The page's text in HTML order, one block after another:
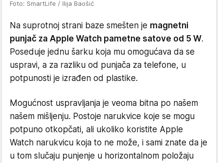
Foto: SmartLife / Ilija Baošić
Na suprotnoj strani baze smešten je magnetni
punjač za Apple Watch pametne satove od 5 W.
Poseduje jednu šarku koja mu omogućava da se
uspravi, a za razliku od punjača za telefone, u
potpunosti je izrađen od plastike.
Mogućnost uspravljanja je veoma bitna po našem
našem mišljenju. Postoje narukvice koje se mogu
potpuno otkopčati, ali ukoliko koristite Apple
Watch narukvicu koja to ne može, i sami znate da je
u tom slučaju punjenje u horizontalnom položaju